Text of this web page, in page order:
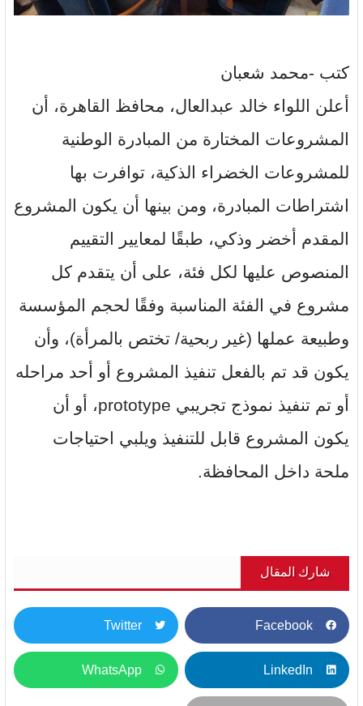
كتب -محمد شعبان
أعلن اللواء خالد عبدالعال، محافظ القاهرة، أن
المشروعات المختارة من المبادرة الوطنية
للمشروعات الخضراء الذكية، توافرت بها
اشتراطات المبادرة، ومن بينها أن يكون المشروع
المقدم أخضر وذكي، طبقًا لمعايير التقييم
المنصوص عليها لكل فئة، على أن يتقدم كل
مشروع في الفئة المناسبة وفقًا لحجم المؤسسة
وطبيعة عملها (غير ربحية/ تختص بالمرأة)، وأن
يكون قد تم بالفعل تنفيذ المشروع أو أحد مراحله
أو تم تنفيذ نموذج تجريبي prototype، أو أن
يكون المشروع قابل للتنفيذ ويلبي احتياجات
ملحة داخل المحافظة.
شارك المقال
Facebook
Twitter
LinkedIn
WhatsApp